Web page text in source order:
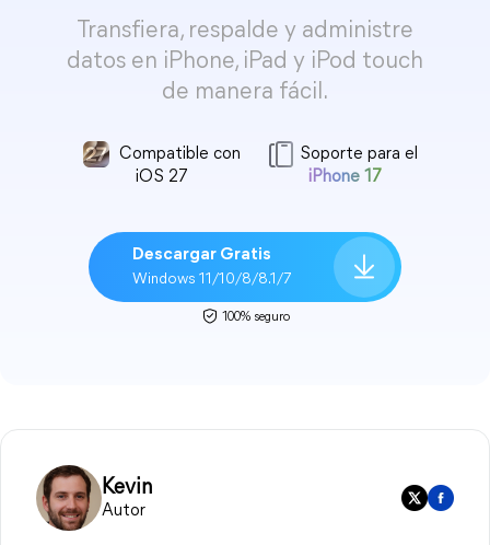
Transfiera, respalde y administre
datos en iPhone, iPad y iPod touch
de manera fácil.
Compatible con
iOS 27
Soporte para el
iPhone 17
Descargar Gratis
Windows 11/10/8/8.1/7
100% seguro
Kevin
Autor